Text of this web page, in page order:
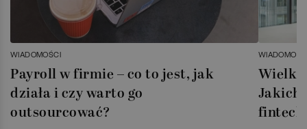
WIADOMOŚCI
Payroll w firmie – co to jest, jak
działa i czy warto go
outsourcować?
Jakich